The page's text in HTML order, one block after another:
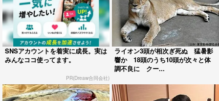
SNSアカウントを着実に成長。実は
みんなココ使ってます。
PR(Dreaw合同会社)
ライオン3頭が相次ぎ死ぬ 猛暑影
響か 18頭のうち10頭が次々と体
調不良に クー...